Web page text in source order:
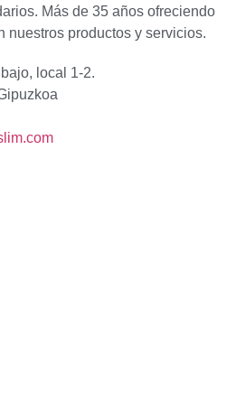
Más de 35 años ofreciendo
nuestros productos y servicios.
local 1-2.